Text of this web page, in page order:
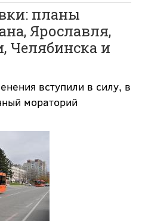
планы
Ярославля,
Челябинска и
вступили в силу, в
мораторий